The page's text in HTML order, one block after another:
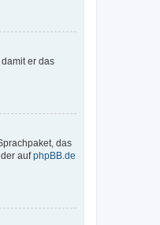
er das
das
aufphpBB.de